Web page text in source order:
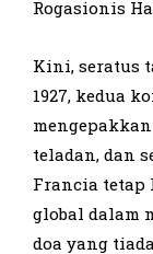
Rogasionis
Kini, seratus
1927, kedua
teladan, dan
Francia tetap
global dalam
doa yang